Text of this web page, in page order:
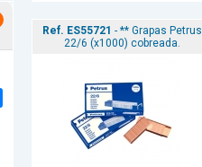
Ref. ES55721 - ** Grapas Petrus
22/6 (x1000) cobreada.